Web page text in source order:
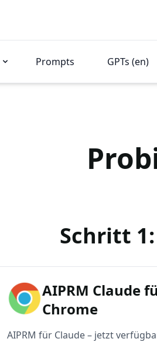
Prompts GPTs (en)
Schritt
AIPRM Claude
Chrome
AIPRM für Claude – jetzt